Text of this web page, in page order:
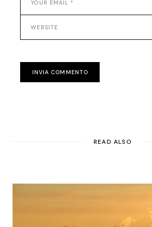
INVIA COMMENTO
READ ALSO